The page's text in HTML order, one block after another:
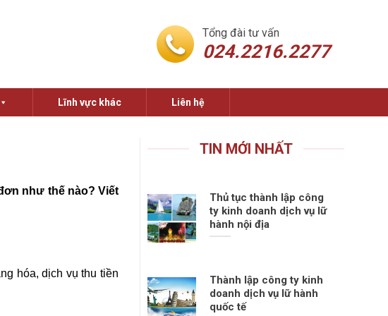
Tổng đài tư vấn
024.2216.2277
Lĩnh vực khác Liên hệ
như thế nào? Viết
hóa, dịch vụ thu tiền
TIN MỚI NHẤT
Thủ tục thành lập công
ty kinh doanh dịch vụ lữ
hành nội địa
Thành lập công ty kinh
doanh dịch vụ lữ hành
quốc tế